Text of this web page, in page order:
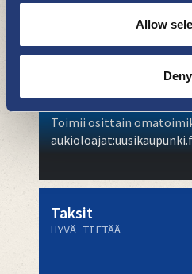
Allow
Deny
Kalannin kirjasto
Toimii osittain
Taksit
HYVÄ TIETÄÄ